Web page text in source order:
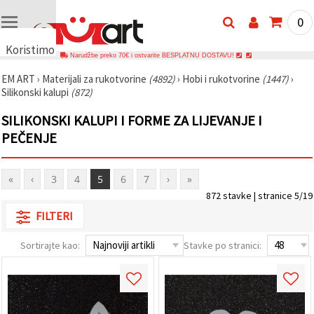
Koristimo
🍪
Koristimo
slične
tehnologije
kako bismo
funkcioniranje
web-
vaše
iskustvo i,
uz vašu
analizirali
promet te
prikazivali
relevantniji
0
Narudžbe preko 70€ i ostvarite BESPLATNU DOSTAVU!
EM ART › Materijali za rukotvorine (4892)› Hobi i rukotvorine (1447)›
Silikonski kalupi (872)
SILIKONSKI KALUPI I FORME ZA LIJEVANJE I
PEČENJE
« ‹ 3 4 5 6 7 › »
872 stavke | stranice 5/19
FILTERI
Sortirajte kao: Stavke po stranici: